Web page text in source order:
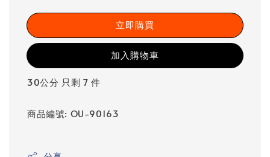
立即購買
加入購物車
30公分 只剩 7 件
商品編號: OU-90163